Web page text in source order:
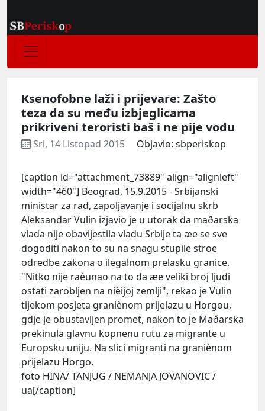
Ksenofobne laži i prijevare: Zašto
teza da su među izbjeglicama
prikriveni teroristi baš i ne pije vodu
Sri, 14 Listopad 2015 Objavio: sbperiskop
[caption id="attachment_73889" align="alignleft"
width="460"] Beograd, 15.9.2015 - Srbijanski
ministar za rad, zapoljavanje i socijalnu skrb
Aleksandar Vulin izjavio je u utorak da maðarska
vlada nije obavijestila vladu Srbije ta æe se sve
dogoditi nakon to su na snagu stupile stroe
odredbe zakona o ilegalnom prelasku granice.
"Nitko nije raèunao na to da æe veliki broj ljudi
ostati zarobljen na nièijoj zemlji", rekao je Vulin
tijekom posjeta graniènom prijelazu u Horgou,
gdje je obustavljen promet, nakon to je Maðarska
prekinula glavnu kopnenu rutu za migrante u
Europsku uniju. Na slici migranti na graniènom
prijelazu Horgo.
foto HINA/ TANJUG / NEMANJA JOVANOVIC /
ua[/caption]